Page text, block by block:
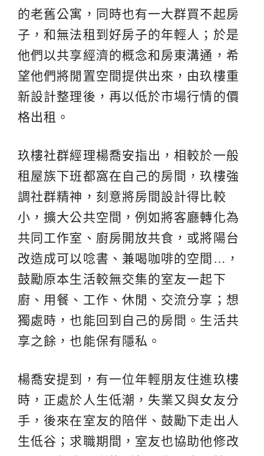
的老舊公寓，同時也有一大群買不起房
子，和無法租到好房子的年輕人；於是
他們以共享經濟的概念和房東溝通，希
望他們將閒置空間提供出來，由玖樓重
新設計整理後，再以低於市場行情的價
格出租。
玖樓社群經理楊喬安指出，相較於一般
租屋族下班都窩在自己的房間，玖樓強
調社群精神，刻意將房間設計得比較
小，擴大公共空間，例如將客廳轉化為
共同工作室、廚房開放共食，或將陽台
改造成可以唸書、兼喝咖啡的空間…，
鼓勵原本生活較無交集的室友一起下
廚、用餐、工作、休閒、交流分享；想
獨處時，也能回到自己的房間。生活共
享之餘，也能保有隱私。
楊喬安提到，有一位年輕朋友住進玖樓
時，正處於人生低潮，失業又與女友分
手，後來在室友的陪伴、鼓勵下走出人
生低谷；求職期間，室友也協助他修改